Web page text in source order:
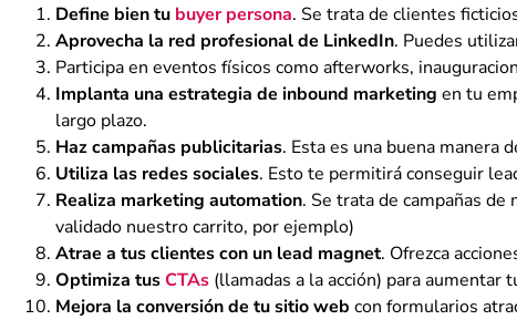
Define bien tu buyer persona. Se trata de clientes
Aprovecha la red profesional de LinkedIn. Puedes
Participa en eventos físicos como afterworks,
Implanta una estrategia de inbound marketing en tu
largo plazo.
Haz campañas publicitarias. Esta es una buena manera
Utiliza las redes sociales. Esto te permitirá conseguir
Realiza marketing automation. Se trata de campañas
validado nuestro carrito, por ejemplo)
Atrae a tus clientes con un lead magnet. Ofrezca
Optimiza tusCTAs (llamadas a la acción) para
Mejora la conversión de tu sitio web con formularios